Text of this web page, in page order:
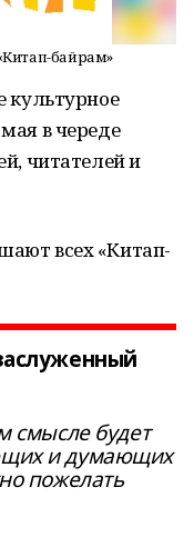
байрам»
культурное
в череде
читателей и
всех «Китап-
смысле будет
и думающих
пожелать